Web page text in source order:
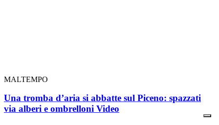
MALTEMPO
Una tromba d’aria si abbatte sul Piceno: spazzati
via alberi e ombrelloni Video